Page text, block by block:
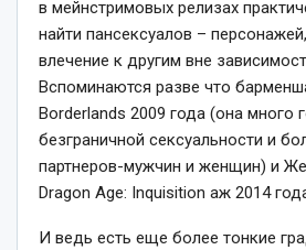
в мейнстримовых релизах
найти пансексуалов –
влечение к другим вне
Вспоминаются разве что
Borderlands 2009 года (она много
безграничной сексуальности и
партнеров-мужчин и женщин) и
Dragon Age: Inquisition аж 2014
И ведь есть еще более тонкие